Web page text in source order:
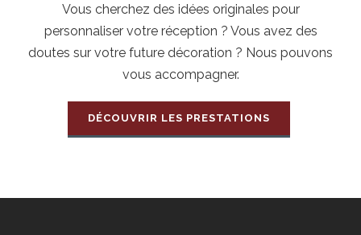
Vous cherchez des idées originales pour
personnaliser votre réception ? Vous avez des
doutes sur votre future décoration ? Nous pouvons
vous accompagner.
DÉCOUVRIR LES PRESTATIONS